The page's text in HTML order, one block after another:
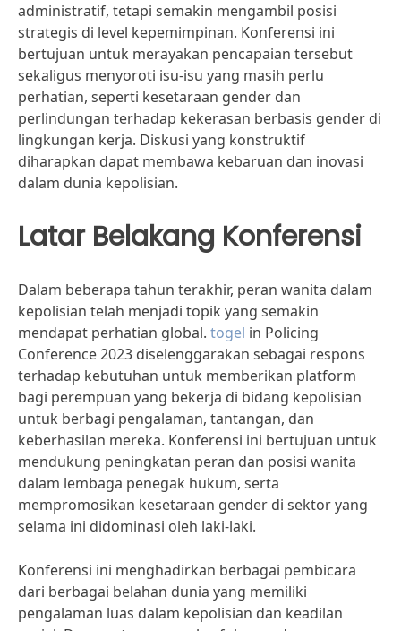
administratif, tetapi semakin mengambil posisi
strategis di level kepemimpinan. Konferensi ini
bertujuan untuk merayakan pencapaian tersebut
sekaligus menyoroti isu-isu yang masih perlu
perhatian, seperti kesetaraan gender dan
perlindungan terhadap kekerasan berbasis gender di
lingkungan kerja. Diskusi yang konstruktif
diharapkan dapat membawa kebaruan dan inovasi
dalam dunia kepolisian.
Latar Belakang Konferensi
Dalam beberapa tahun terakhir, peran wanita dalam
kepolisian telah menjadi topik yang semakin
mendapat perhatian global. togel in Policing
Conference 2023 diselenggarakan sebagai respons
terhadap kebutuhan untuk memberikan platform
bagi perempuan yang bekerja di bidang kepolisian
untuk berbagi pengalaman, tantangan, dan
keberhasilan mereka. Konferensi ini bertujuan untuk
mendukung peningkatan peran dan posisi wanita
dalam lembaga penegak hukum, serta
mempromosikan kesetaraan gender di sektor yang
selama ini didominasi oleh laki-laki.
Konferensi ini menghadirkan berbagai pembicara
dari berbagai belahan dunia yang memiliki
pengalaman luas dalam kepolisian dan keadilan